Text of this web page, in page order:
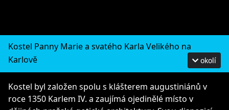
Kostel Panny Marie a svatého Karla Velikého na
Karlově
okolí
Kostel byl založen spolu s klášterem augustiniánů v
roce 1350 Karlem IV. a zaujímá ojedinělé místo v